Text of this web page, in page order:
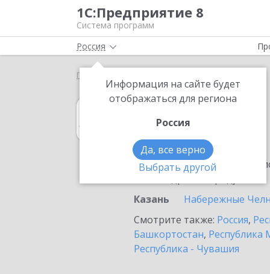
1С:Предприятие 8
Система программ
Россия
Информация на сайте будет
отображаться для региона
Россия
Да, все верно
Выбрать другой
Главная
1С:Архив
в Казани
Ознакомьтесь с
Казань
Набережные
Смотрите также: Россия,
Башкортостан, Республика
Республика - Чувашия